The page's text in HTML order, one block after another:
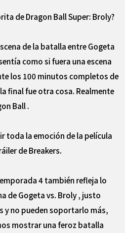
de Dragon Ball Super: Broly?
de la batalla entre Gogeta
como si fuera una escena
los 100 minutos completos de
final fue otra cosa. Realmente
Ball .
toda la emoción de la película
de Breakers.
4 también refleja lo
de Gogeta vs. Broly , justo
y no pueden soportarlo más,
mostrar una feroz batalla